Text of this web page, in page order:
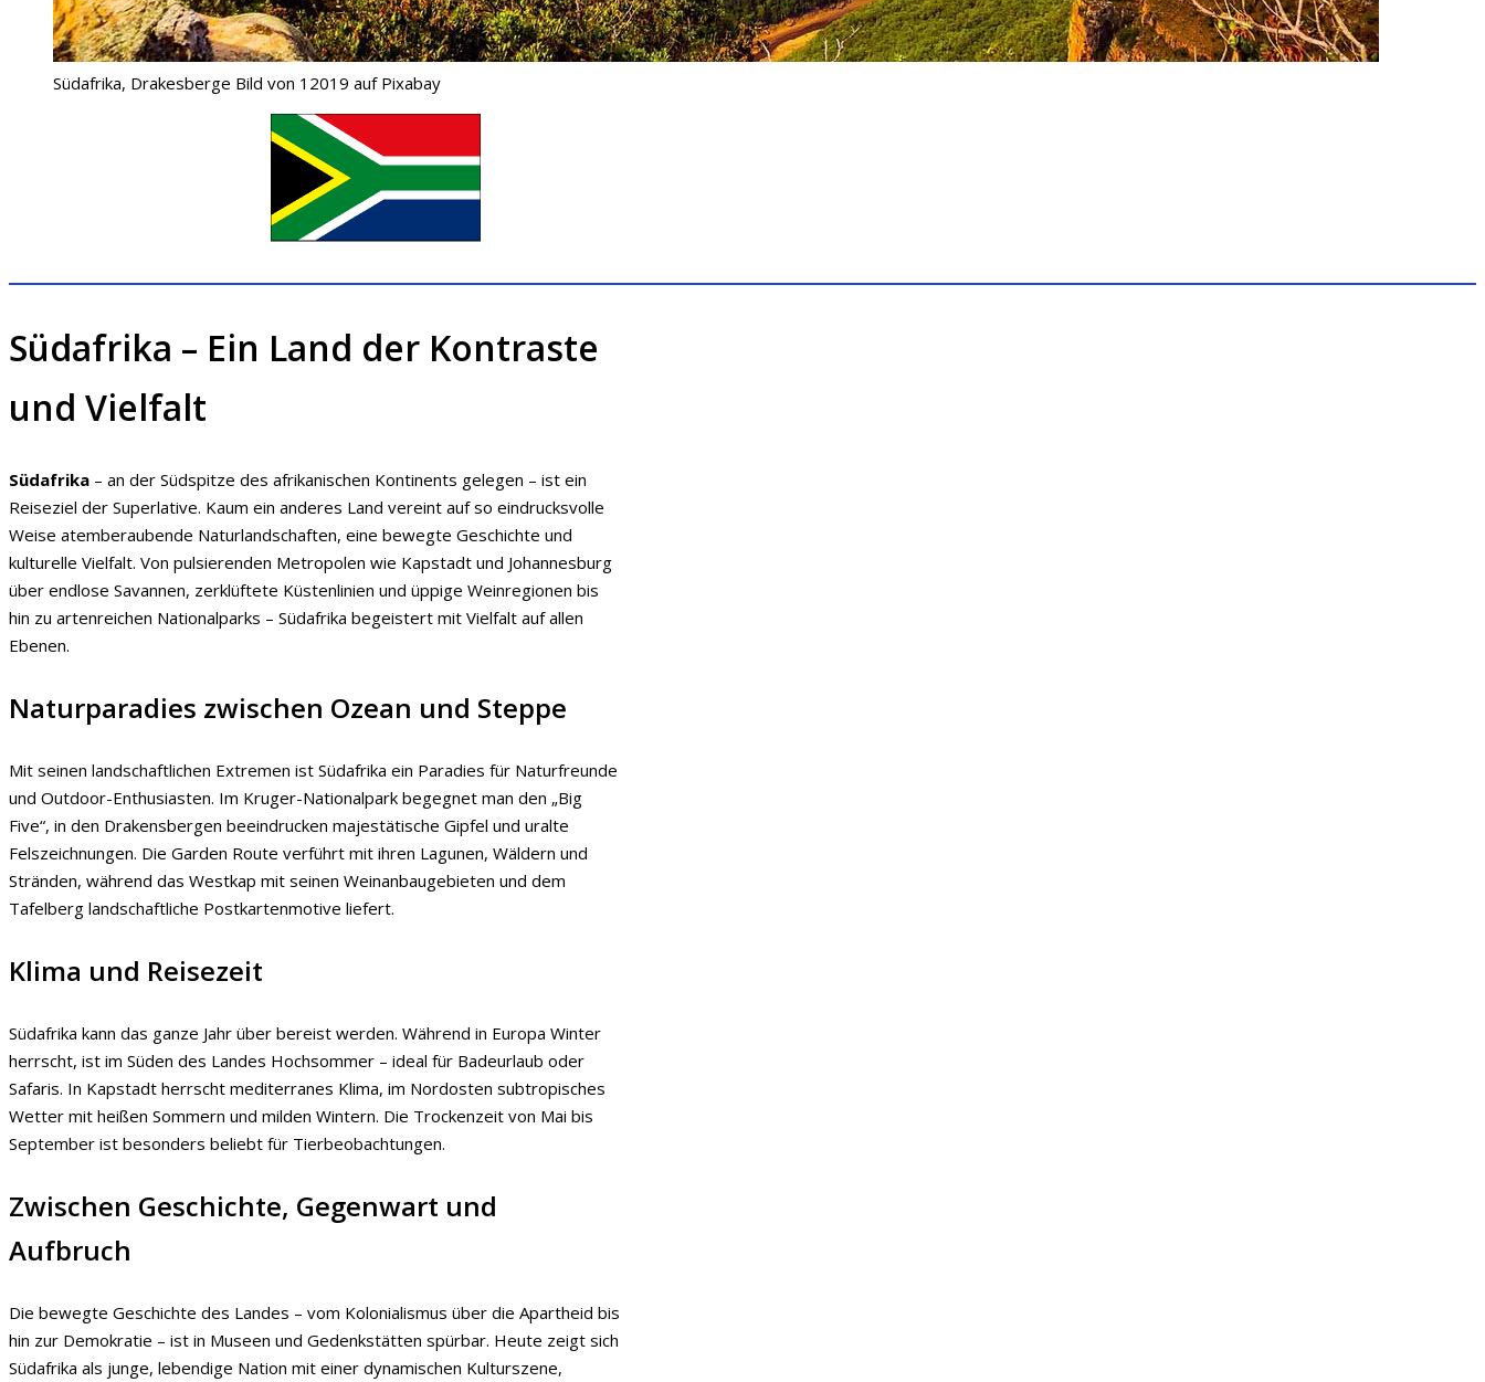
Südafrika, Drakesberge Bild von 12019 auf Pixabay
Südafrika – Ein Land der Kontraste
und Vielfalt
Südafrika – an der Südspitze des afrikanischen Kontinents gelegen – ist ein
Reiseziel der Superlative. Kaum ein anderes Land vereint auf so eindrucksvolle
Weise atemberaubende Naturlandschaften, eine bewegte Geschichte und
kulturelle Vielfalt. Von pulsierenden Metropolen wie Kapstadt und Johannesburg
über endlose Savannen, zerklüftete Küstenlinien und üppige Weinregionen bis
hin zu artenreichen Nationalparks – Südafrika begeistert mit Vielfalt auf allen
Ebenen.
Naturparadies zwischen Ozean und Steppe
Mit seinen landschaftlichen Extremen ist Südafrika ein Paradies für Naturfreunde
und Outdoor-Enthusiasten. Im Kruger-Nationalpark begegnet man den „Big
Five“, in den Drakensbergen beeindrucken majestätische Gipfel und uralte
Felszeichnungen. Die Garden Route verführt mit ihren Lagunen, Wäldern und
Stränden, während das Westkap mit seinen Weinanbaugebieten und dem
Tafelberg landschaftliche Postkartenmotive liefert.
Klima und Reisezeit
Südafrika kann das ganze Jahr über bereist werden. Während in Europa Winter
herrscht, ist im Süden des Landes Hochsommer – ideal für Badeurlaub oder
Safaris. In Kapstadt herrscht mediterranes Klima, im Nordosten subtropisches
Wetter mit heißen Sommern und milden Wintern. Die Trockenzeit von Mai bis
September ist besonders beliebt für Tierbeobachtungen.
Zwischen Geschichte, Gegenwart und
Aufbruch
Die bewegte Geschichte des Landes – vom Kolonialismus über die Apartheid bis
hin zur Demokratie – ist in Museen und Gedenkstätten spürbar. Heute zeigt sich
Südafrika als junge, lebendige Nation mit einer dynamischen Kulturszene,